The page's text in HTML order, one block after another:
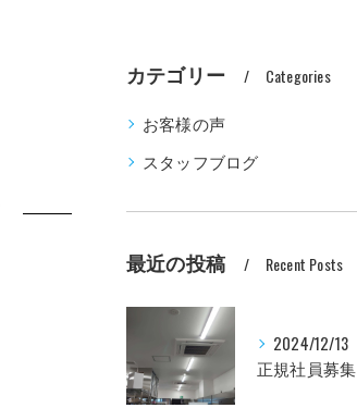
カテゴリー Categories
お客様の声
スタッフブログ
最近の投稿 Recent Posts
2024/12/13
正規社員募集